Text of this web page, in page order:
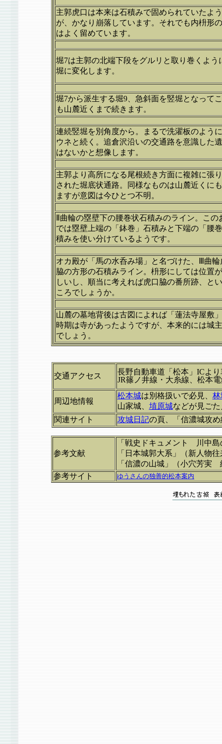
主郭虎口は本来は石積みで固められていたよ
が、かなり崩落しています。それでも内枡形
はよく留めています。
堀7は主郭の北端下段をグルリと取り巻くよう
堀に変化します。
堀7から派生する堀9、急斜面を竪堀となって
も山麓近くまで続きます。
連続竪堀を別角度から。まるで洗濯板のよう
ウネと続く。追倉沢沿いの交通路を意識した
はないかと想像します。
主郭より高所になる尾根続き方面に複雑に張
された堀底状通路。同様なものは山麓近くに
ますが意図は今ひとつ不明。
Ⅱ曲輪の塁壁下の腰巻状石積みのライン。この
では塁壁上端の「鉢巻」石積みと下端の「腰
積みを使い分けているようです。
オカ殿が「馬の水呑み場」と名づけた、Ⅲ曲輪
脇の方形の石積みライン。枡形にしては位置
しいし、順当に考えれば虎口脇の番所跡、と
ころでしょうか。
山麓の墓地背後は古図によれば「蓮法寺屋敷
時期は寺があったようですが、本来的には城
でしょう。
交通アクセス
長野自動車道「松本」ICより
JR篠ノ井線・大糸線、松
周辺地情報
松本城は別格扱いで必見、 林
山家城、 埴原城などが見ご
関連サイト
攻城日記の頁、「信濃城攻
参考文献
「戦史ドキュメント 川中
「日本城郭大系」（新人物
「信濃の山城」（小穴芳実
参考サイト
ゆうさんの独善的松本案内